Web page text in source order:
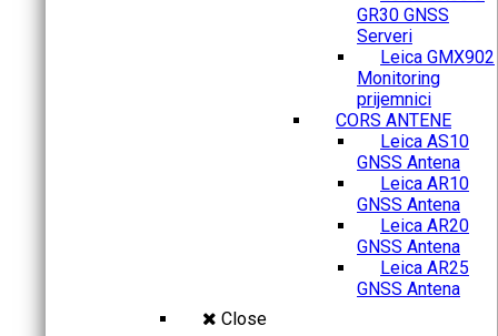
GR30 GNSS
Serveri
Leica GMX902
Monitoring
prijemnici
CORS ANTENE
Leica AS10
GNSS Antena
Leica AR10
GNSS Antena
Leica AR20
GNSS Antena
Leica AR25
GNSS Antena
Close